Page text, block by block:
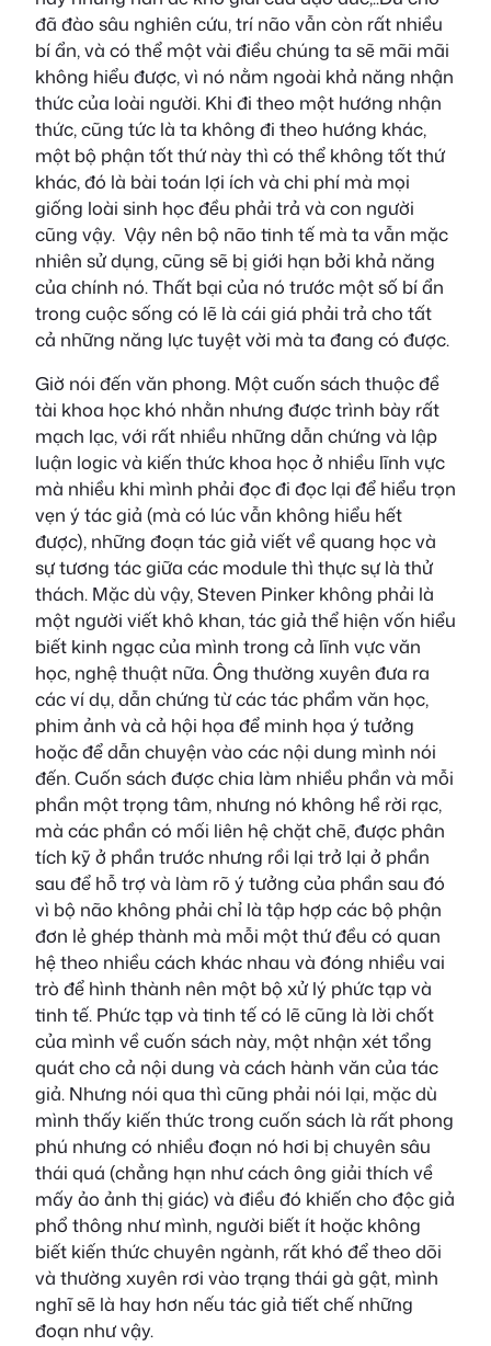
đã đào sâu nghiên cứu, trí não vẫn còn rất nhiều
bí ẩn, và có thể một vài điều chúng ta sẽ mãi mãi
không hiểu được, vì nó nằm ngoài khả năng nhận
thức của loài người. Khi đi theo một hướng nhận
thức, cũng tức là ta không đi theo hướng khác,
một bộ phận tốt thứ này thì có thể không tốt thứ
khác, đó là bài toán lợi ích và chi phí mà mọi
giống loài sinh học đều phải trả và con người
cũng vậy. Vậy nên bộ não tinh tế mà ta vẫn mặc
nhiên sử dụng, cũng sẽ bị giới hạn bởi khả năng
của chính nó. Thất bại của nó trước một số bí ẩn
trong cuộc sống có lẽ là cái giá phải trả cho tất
cả những năng lực tuyệt vời mà ta đang có được.
Giờ nói đến văn phong. Một cuốn sách thuộc đề
tài khoa học khó nhằn nhưng được trình bày rất
mạch lạc, với rất nhiều những dẫn chứng và lập
luận logic và kiến thức khoa học ở nhiều lĩnh vực
mà nhiều khi mình phải đọc đi đọc lại để hiểu trọn
vẹn ý tác giả (mà có lúc vẫn không hiểu hết
được), những đoạn tác giả viết về quang học và
sự tương tác giữa các module thì thực sự là thử
thách. Mặc dù vậy, Steven Pinker không phải là
một người viết khô khan, tác giả thể hiện vốn hiểu
biết kinh ngạc của mình trong cả lĩnh vực văn
học, nghệ thuật nữa. Ông thường xuyên đưa ra
các ví dụ, dẫn chứng từ các tác phẩm văn học,
phim ảnh và cả hội họa để minh họa ý tưởng
hoặc để dẫn chuyện vào các nội dung mình nói
đến. Cuốn sách được chia làm nhiều phần và mỗi
phần một trọng tâm, nhưng nó không hề rời rạc,
mà các phần có mối liên hệ chặt chẽ, được phân
tích kỹ ở phần trước nhưng rồi lại trở lại ở phần
sau để hỗ trợ và làm rõ ý tưởng của phần sau đó
vì bộ não không phải chỉ là tập hợp các bộ phận
đơn lẻ ghép thành mà mỗi một thứ đều có quan
hệ theo nhiều cách khác nhau và đóng nhiều vai
trò để hình thành nên một bộ xử lý phức tạp và
tinh tế. Phức tạp và tinh tế có lẽ cũng là lời chốt
của mình về cuốn sách này, một nhận xét tổng
quát cho cả nội dung và cách hành văn của tác
giả. Nhưng nói qua thì cũng phải nói lại, mặc dù
mình thấy kiến thức trong cuốn sách là rất phong
phú nhưng có nhiều đoạn nó hơi bị chuyên sâu
thái quá (chẳng hạn như cách ông giải thích về
mấy ảo ảnh thị giác) và điều đó khiến cho độc giả
phổ thông như mình, người biết ít hoặc không
biết kiến thức chuyên ngành, rất khó để theo dõi
và thường xuyên rơi vào trạng thái gà gật, mình
nghĩ sẽ là hay hơn nếu tác giả tiết chế những
đoạn như vậy.